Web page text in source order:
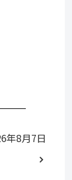
年8月7日